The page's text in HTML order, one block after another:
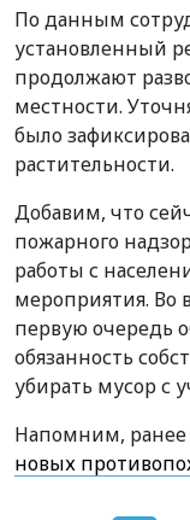
По данным
установленный
продолжают
местности.
было
растительности.
Добавим, что
пожарного
работы с
мероприятия. Во
первую очередь
обязанность
убирать мусор с
Напомним, ранее
новых